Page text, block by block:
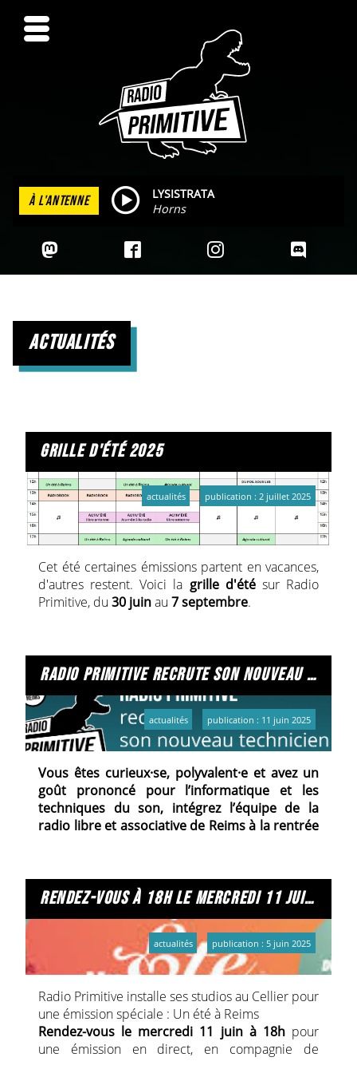
À L'ANTENNE
LYSISTRATA
Horns
actualités
grille d'été 2025
actualités publication : 2 juillet 2025
Cet été certaines émissions partent en vacances,
d'autres restent. Voici la grille d'étésur Radio
Primitive, du 30 juinau 7 septembre.
radio primitive recrute son nouveau technicien / sa nouvelle technicienne !
actualités publication : 11 juin 2025
Vous êtes curieux·se, polyvalent·e et avez un
goût prononcé pour l’informatique et les
techniques du son, intégrez l’équipe de la
radio libre et associative de Reims à la rentrée
2025.
Adressez une lettre de motivation et un CV par
les robots spammeurs. Vous devez activer le
JavaScript pour la visualiser.
+ '='; var
addy1f4d2a8ea5ab08f409ceacdded0fe035 =
'emilie' + '@';
addy1f4d2a8ea5ab08f409ceacdded0fe035 =
rendez-vous à 18h le mercredi 11 juin : émission spéciale "un été à reims" en direct du cellier !
actualités publication : 5 juin 2025
Radio Primitive installe ses studios au Cellier pour
une émission spéciale : Un été à Reims
Rendez-vous le mercredi 11 juin à 18hpour
une émission en direct, en compagnie de